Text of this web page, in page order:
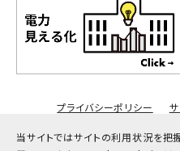
当サイトではサイトの利用状況を
プライバシーポリシー
© Kobe